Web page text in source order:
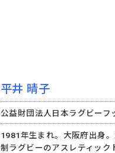
平井 晴子
公益財団法人日本ラグビー
1981年生まれ。大阪府出身
制ラグビーのアスレティッ